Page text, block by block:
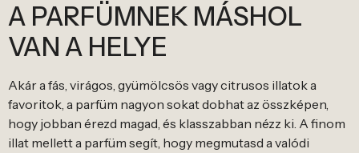
A PARFÜMNEK MÁSHOL
VAN A HELYE
Akár a fás, virágos, gyümölcsös vagy citrusos illatok a
favoritok, a parfüm nagyon sokat dobhat az összképen,
hogy jobban érezd magad, és klasszabban nézz ki. A finom
illat mellett a parfüm segít, hogy megmutasd a valódi